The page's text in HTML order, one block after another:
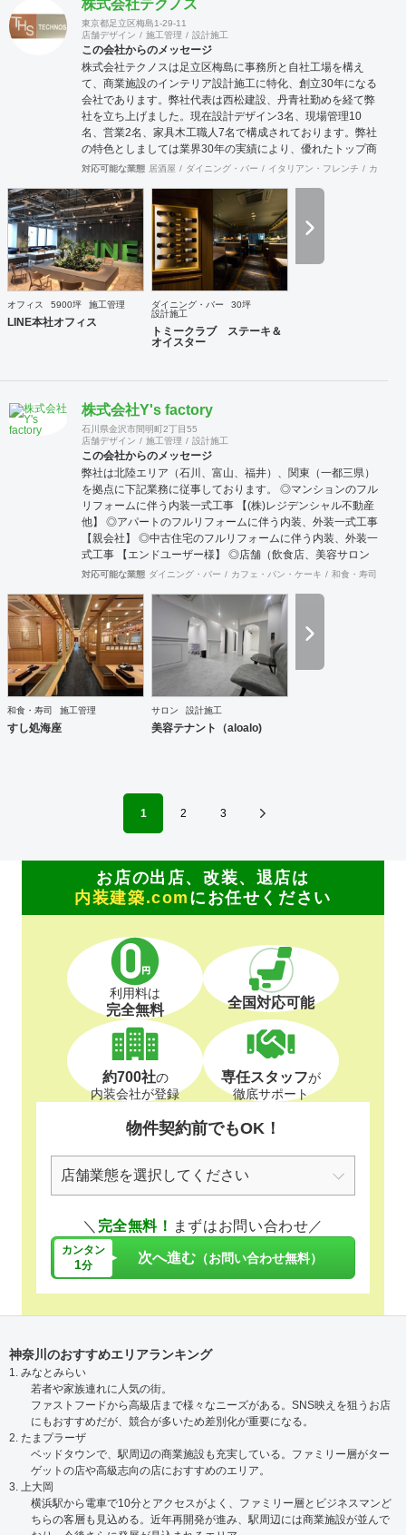
株式会社テクノス
東京都足立区梅島1-29-11
店舗デザイン
施工管理 設計施工
この会社からのメッセージ
株式会社テクノスは足立区梅島に事務所と自社工場を構え
て、商業施設のインテリア設計施工に特化、創立30年になる
会社であります。弊社代表は西松建設、丹青社勤めを経て弊
社を立ち上げました。現在設計デザイン3名、現場管理10
名、営業2名、家具木工職人7名で構成されております。弊社
の特色としましては業界30年の実績により、優れたトップ商
空間デザイナーさん達と幅広いパイプを持っており、お客様
コラボによって、より高いレベルのご提案ならびにご対応を
行うことが可能な体制を整えております。またデザイン設計
から自社製造までワンストップで対応可能な為、きめ細かな
対応とスピディー性、そして品質の安定性と流通マージンを
抑えたコスト低減を売りとしております。さらに自社に職人
を抱えていることからアフターケアもしっかりとした対応が
取引させて頂くお客様が多い事と、設計事務所様からのご紹
介によるお客様が多いのが営業特徴となっております。また
地方のご出店においても、弊社にお声をかけて頂くお客様も
する事に社員全員が心がけている結果だと思います。 弊社で
麻布にある高級輸入家具店と、現在10年目を迎える上野アメ
横にあるハンバーグのお店です。 こちらの店舗を自ら経営す
ることでいかにお客様が利益を出すのに日々大変なご努力を
されているのかを改めて学ぶ事で出来ました。これらの経験
も活かして、ご依頼されるお客様に対して、弊社のインテリ
アデザイン設計施工面から、少しでもお客様のお店がご繁栄
そしてご利益を獲得出来るようにしっかりとした対応を行っ
てゆきたいと考えております。 まずはお気軽にご相談いただ
ければと思います、よろしくお願いいたします。
対応可能な業態 居酒屋 ダイニング・バー イタリアン・フレンチ カフェ
オフィス 5900坪 施工管理
LINE本社オフィス
ダイニング・バー
30坪
設計施工
トミークラブ ステーキ＆
オイスター
株式会社Y's factory
石川県金沢市間明町2丁目55
店舗デザイン
施工管理 設計施工
この会社からのメッセージ
弊社は北陸エリア（石川、富山、福井）、関東（一都三県）
を拠点に下記業務に従事しております。 ◎マンションのフル
リフォームに伴う内装一式工事 【(株)レジデンシャル不動産
他】 ◎アパートのフルリフォームに伴う内装、外装一式工事
【親会社】 ◎中古住宅のフルリフォームに伴う内装、外装一
式工事 【エンドユーザー様】 ◎店舗（飲食店、美容サロン
等）の開業・リニューアルに伴う内装一式工事 【オーナー
ナンス工事 【アパホテル(株)】
対応可能な業態 ダイニング・バー カフェ・パン・ケーキ 和食・寿司
和食・寿司 施工管理
すし処海座
サロン 設計施工
美容テナント（aloalo)
1 2 3
お店の出店、改装、退店は
内装建築.com にお任せください
利用料は
完全無料 全国対応可能
約700社の
内装会社が登録
専任スタッフが
徹底サポート
物件契約前でもOK！
＼ 完全無料！ まずはお問い合わせ／
カンタン
1分 次へ進む （お問い合わせ無料）
神奈川のおすすめエリアランキング
1. みなとみらい
若者や家族連れに人気の街。
ファストフードから高級店まで様々なニーズがある。SNS映えを狙うお店
にもおすすめだが、競合が多いため差別化が重要になる。
2. たまプラーザ
ベッドタウンで、駅周辺の商業施設も充実している。ファミリー層がター
ゲットの店や高級志向の店におすすめのエリア。
3. 上大岡
横浜駅から電車で10分とアクセスがよく、ファミリー層とビジネスマンど
ちらの客層も見込める。近年再開発が進み、駅周辺には商業施設が並んで